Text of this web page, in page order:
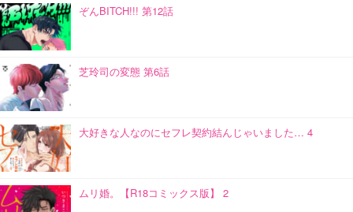
ぞんBITCH!!! 第12話
芝玲司の変態 第6話
大好きな人なのにセフレ契約結んじゃいました… 4
ムリ婚。【R18コミックス版】 2